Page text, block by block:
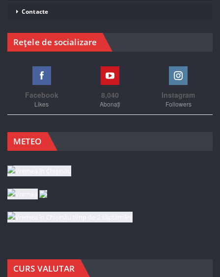
Contacte
Rețele de socializare
Facebook
Likes
8,040
Abonați
Instagram
Followers
METEO
CURS VALUTAR